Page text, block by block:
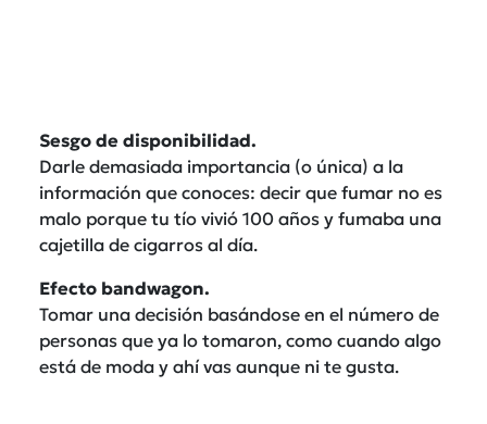
Sesgo de disponibilidad.
Darle demasiada importancia (o única) a la
información que conoces: decir que fumar no es
malo porque tu tío vivió 100 años y fumaba una
cajetilla de cigarros al día.
Efecto bandwagon.
Tomar una decisión basándose en el número de
personas que ya lo tomaron, como cuando algo
está de moda y ahí vas aunque ni te gusta.